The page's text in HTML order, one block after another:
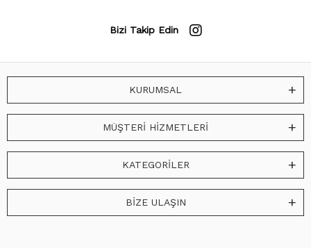
Bizi Takip Edin
KURUMSAL
MÜŞTERİ HİZMETLERİ
KATEGORİLER
BİZE ULAŞIN